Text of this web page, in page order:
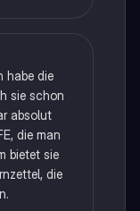
habe die
sie schon
absolut
die man
bietet sie
die